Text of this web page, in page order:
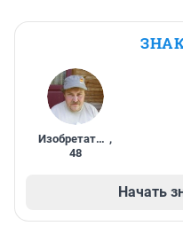
Изобретатель ,
48
Начать